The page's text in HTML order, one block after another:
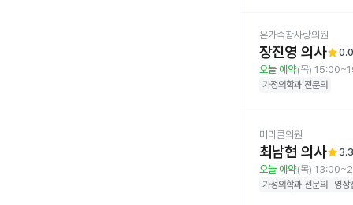
온가족참사랑의원
장진영 의사star0.0
오늘 예약(목)
가정의학과 전문의
미라클의원
최남현 의사star 3.3
오늘 예약(목)
가정의학과 전문의 영상